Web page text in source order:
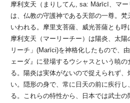
摩利支天（まりしてん, sa: Mārīcī、マー
は、仏教の守護神である天部の一尊。
いわれる。摩里支菩薩、威光菩薩とも呼
摩利支天（マーリーチー）は陽炎、太
リーチ」(Marīci)を神格化したもので、
ェーダ』に登場するウシャスという暁
る。陽炎は実体がないので捉えられず
い。隠形の身で、常に日天の前に疾行
る。これらの特性から、日本では武士の